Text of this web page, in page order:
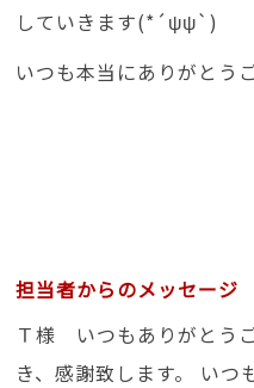
していきます(*´ψψ`)
いつも本当にありがとう
担当者からのメッセージ
Ｔ様 いつもありがとう
き、感謝致します。 いつ